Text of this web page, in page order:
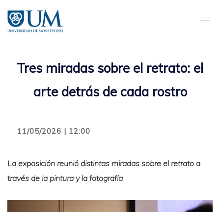
contenido
principal
Tres miradas sobre el retrato: el
arte detrás de cada rostro
11/05/2026 | 12:00
La exposición reunió distintas miradas sobre el retrato a
través de la pintura y la fotografía